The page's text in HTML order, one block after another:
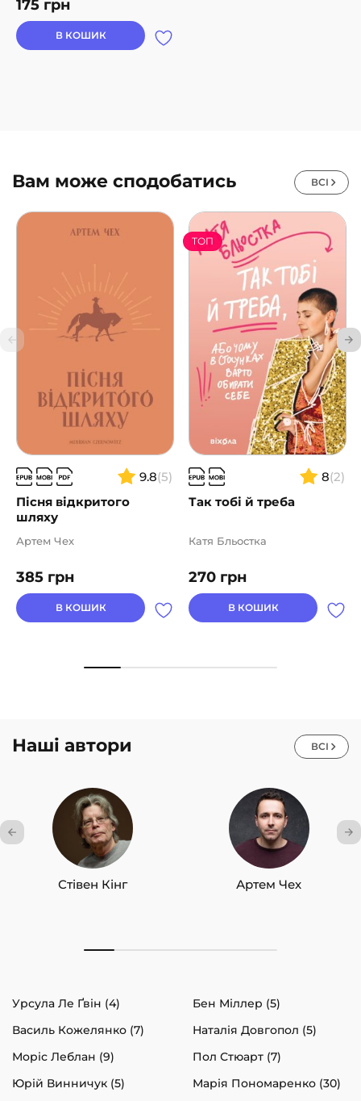
175 грн
В КОШИК
Вам може сподобатись ВСІ
9.8(5)
Пісня відкритого
шляху
385 грн
Артем Чех
В КОШИК
8(2)
Так тобі й треба
ТОП
270 грн
Катя Бльостка
В КОШИК
Наші автори ВСІ
Стівен Кінг Артем Чех
Урсула Ле Ґвін (4)
Бен Міллер (5)
Василь Кожелянко (7)
Наталія Довгопол (5)
Моріс Леблан (9)
Пол Стюарт (7)
Юрій Винничук (5)
Марія Пономаренко (30)